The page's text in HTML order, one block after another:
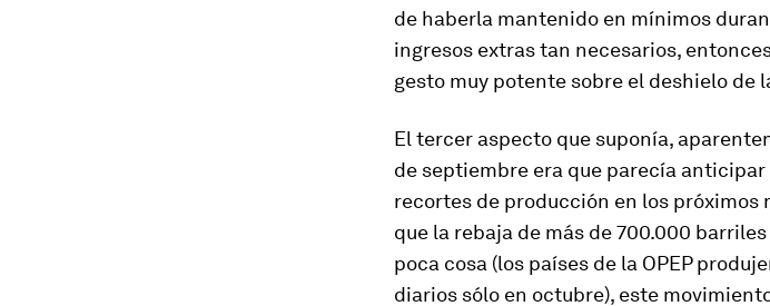
de haberla mantenido en mínimos
ingresos extras tan necesarios,
gesto muy potente sobre el deshielo de
El tercer aspecto que suponía,
de septiembre era que parecía
recortes de producción en los próximos
que la rebaja de más de 700.000
poca cosa (los países de la OPEP
diarios sólo en octubre), este